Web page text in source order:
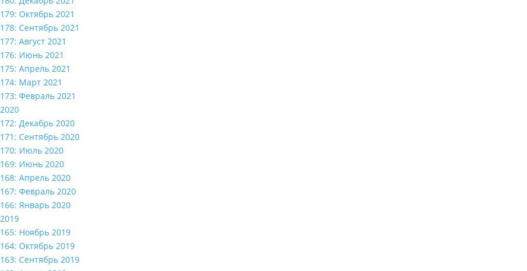
179: Октябрь 2021
178: Сентябрь 2021
177: Август 2021
176: Июнь 2021
175: Апрель 2021
174: Март 2021
173: Февраль 2021
2020
172: Декабрь 2020
171: Сентябрь 2020
170: Июль 2020
169: Июнь 2020
168: Апрель 2020
167: Февраль 2020
166: Январь 2020
2019
165: Ноябрь 2019
164: Октябрь 2019
163: Сентябрь 2019